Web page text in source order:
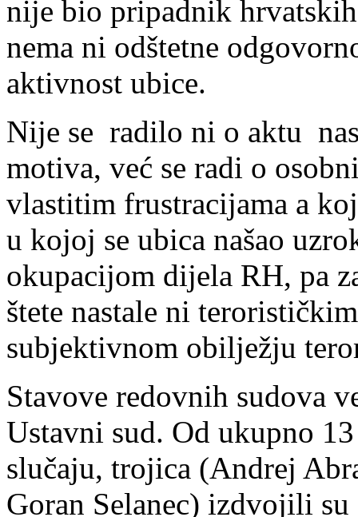
nije bio pripadnik
nema ni odštetne
aktivnost ubice.
Nije se radilo ni o aktu
motiva, već se radi o
vlastitim frustracijama a
u kojoj se ubica našao
okupacijom dijela RH, pa
štete nastale ni
subjektivnom obilježju
Stavove redovnih sudova
Ustavni sud. Od ukupno
slučaju, trojica (Andrej
Goran Selanec) izdvojili